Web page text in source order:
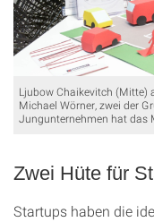
Ljubow Chaikevitch (Mitte)
Michael Wörner, zwei der
Jungunternehmen hat das
Zwei Hüte für
Startups haben die